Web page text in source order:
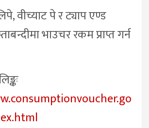
वीच्याट पे र ट्याप एण्ड
भाउचर रकम प्राप्त गर्न